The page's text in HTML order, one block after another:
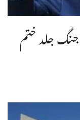
جنگ جلد ختم